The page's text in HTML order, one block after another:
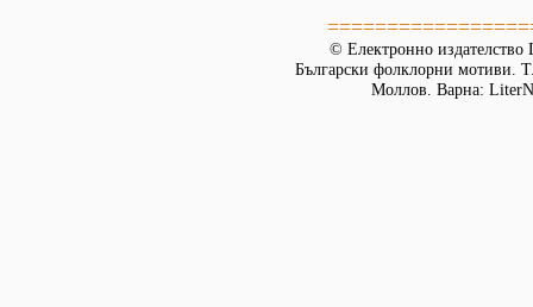
© Електронно издателство
Български фолклорни мотиви.
Моллов. Варна: